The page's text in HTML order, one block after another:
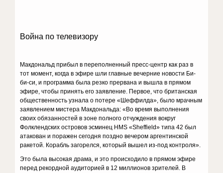
Война по телевизору
Макдональд прибыл в переполненный пресс-центр как раз в
тот момент, когда в эфире шли главные вечерние новости Би-
би-си, и программа была резко прервана и вышла в прямом
эфире, чтобы принять его заявление. Первое, что британская
общественность узнала о потере «Шеффилда», было мрачным
заявлением мистера Макдональда: «Во время выполнения
своих обязанностей в зоне полного отчуждения вокруг
Фолклендских островов эсминец HMS «Sheffield» типа 42 был
атакован и поражен сегодня поздно вечером аргентинской
ракетой. Корабль загорелся, который вышел из-под контроля».
Это была высокая драма, и это происходило в прямом эфире
перед рекордной аудиторией в 12 миллионов зрителей. В